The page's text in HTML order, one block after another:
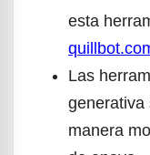
esta
Las
generativa
manera